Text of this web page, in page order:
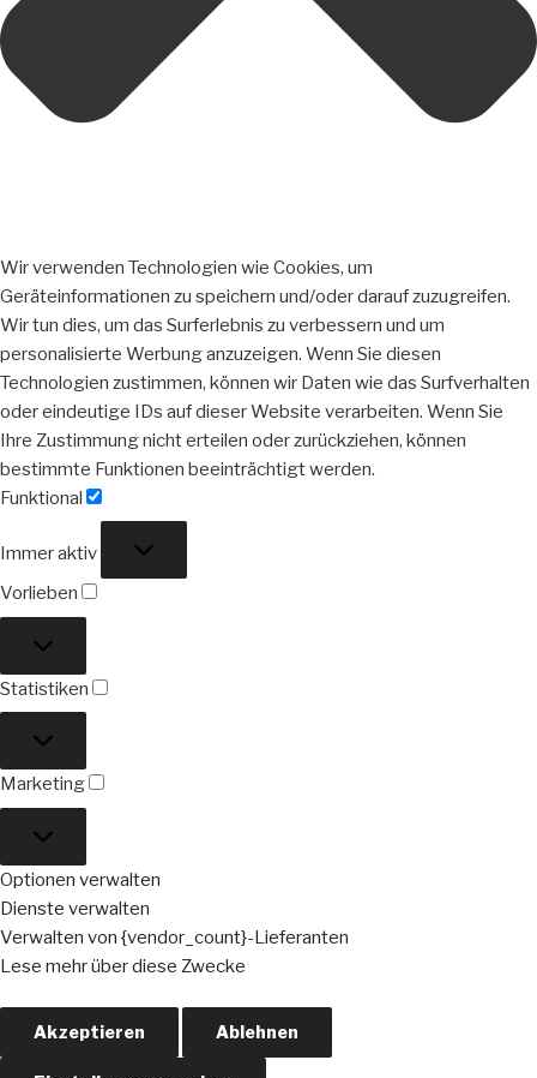
Wir verwenden Technologien wie Cookies, um
Geräteinformationen zu speichern und/oder darauf zuzugreifen.
Wir tun dies, um das Surferlebnis zu verbessern und um
personalisierte Werbung anzuzeigen. Wenn Sie diesen
Technologien zustimmen, können wir Daten wie das Surfverhalten
oder eindeutige IDs auf dieser Website verarbeiten. Wenn Sie
Ihre Zustimmung nicht erteilen oder zurückziehen, können
bestimmte Funktionen beeinträchtigt werden.
Funktional
Immer aktiv
Vorlieben
Statistiken
Marketing
Optionen verwalten
Dienste verwalten
Verwalten von {vendor_count}-Lieferanten
Lese mehr über diese Zwecke
Akzeptieren Ablehnen